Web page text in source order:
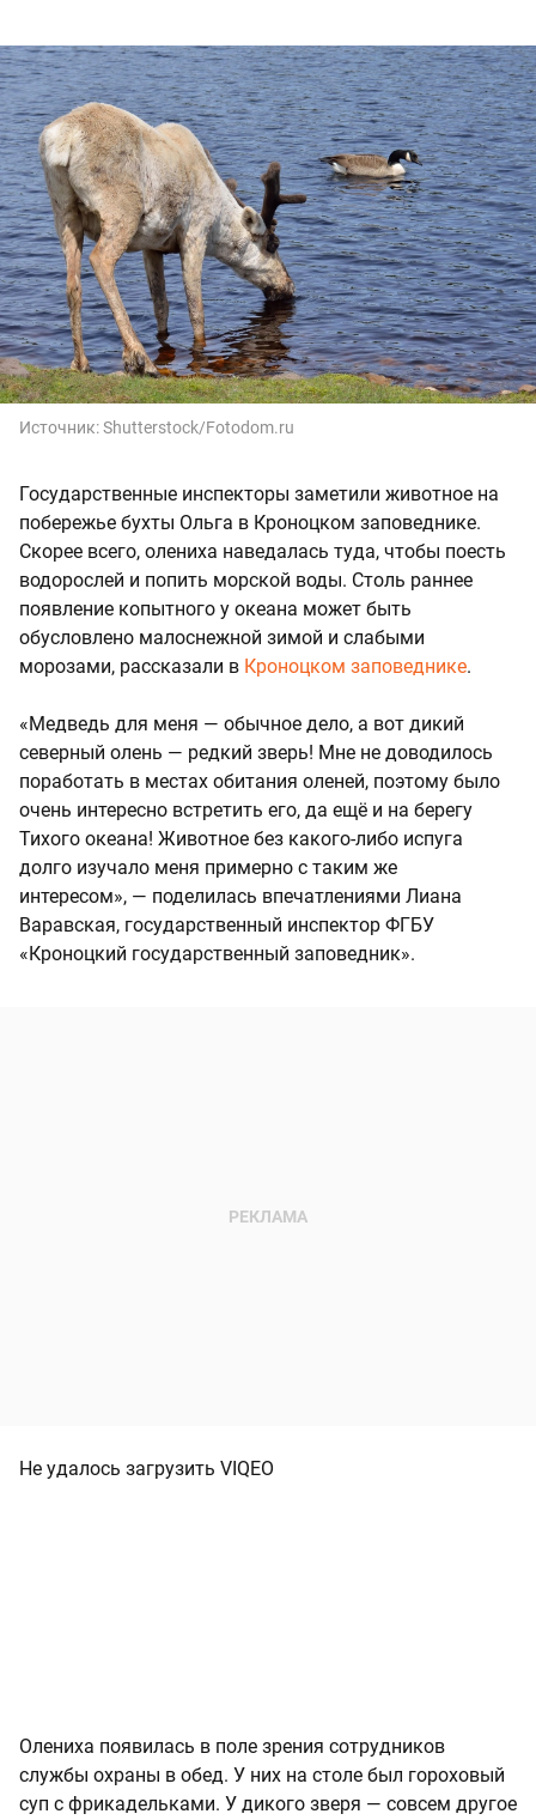
Источник:Shutterstock/Fotodom.ru
Государственные инспекторы заметили животное на
побережье бухты Ольга в Кроноцком заповеднике.
Скорее всего, олениха наведалась туда, чтобы поесть
водорослей и попить морской воды. Столь раннее
появление копытного у океана может быть
обусловлено малоснежной зимой и слабыми
морозами, рассказали в Кроноцком заповеднике.
«Медведь для меня — обычное дело, а вот дикий
северный олень — редкий зверь! Мне не доводилось
поработать в местах обитания оленей, поэтому было
очень интересно встретить его, да ещё и на берегу
Тихого океана! Животное без какого-либо испуга
долго изучало меня примерно с таким же
интересом», — поделилась впечатлениями Лиана
Варавская, государственный инспектор ФГБУ
«Кроноцкий государственный заповедник».
Не удалось загрузить VIQEO
Олениха появилась в поле зрения сотрудников
службы охраны в обед. У них на столе был гороховый
суп с фрикадельками. У дикого зверя — совсем другое